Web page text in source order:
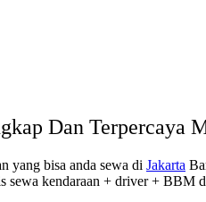
Dan Terpercaya
yang bisa anda sewa di Jakarta
sewa kendaraan + driver + BBM